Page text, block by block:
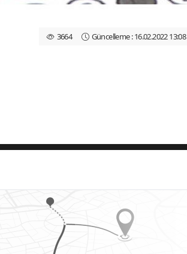
3664 Güncelleme : 16.02.2022 13:08